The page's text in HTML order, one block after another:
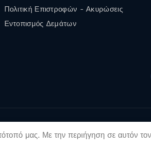
Πολιτική Επιστροφών - Ακυρώσεις
Εντοπισμός Δεμάτων
μας. Με την περιήγηση σε αυτόν